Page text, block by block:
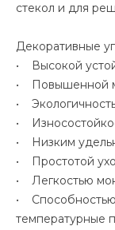
стекол и для
Декоративные
• Высокой
• Повышенной
•
•
• Низким
• Простотой
• Легкостью
•
температурные